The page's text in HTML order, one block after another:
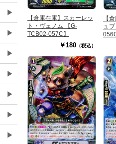
▶
▶
▶
▶
▶
▶
▶
【倉庫在庫】スカーレッ
ト・ヴェノム 【G-
TCB02-057C】
￥180 （税込）
【
ュ